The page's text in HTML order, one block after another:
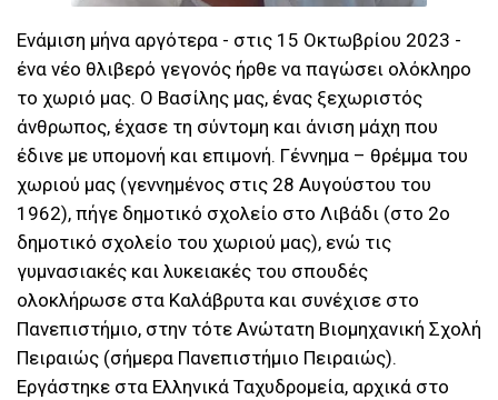
Ενάμιση μήνα αργότερα - στις 15 Οκτωβρίου 2023 -
ένα νέο θλιβερό γεγονός ήρθε να παγώσει ολόκληρο
το χωριό μας. Ο Βασίλης μας, ένας ξεχωριστός
άνθρωπος, έχασε τη σύντομη και άνιση μάχη που
έδινε με υπομονή και επιμονή. Γέννημα – θρέμμα του
χωριού μας (γεννημένος στις 28 Αυγούστου του
1962), πήγε δημοτικό σχολείο στο Λιβάδι (στο 2ο
δημοτικό σχολείο του χωριού μας), ενώ τις
γυμνασιακές και λυκειακές του σπουδές
ολοκλήρωσε στα Καλάβρυτα και συνέχισε στο
Πανεπιστήμιο, στην τότε Ανώτατη Βιομηχανική Σχολή
Πειραιώς (σήμερα Πανεπιστήμιο Πειραιώς).
Εργάστηκε στα Ελληνικά Ταχυδρομεία, αρχικά στο